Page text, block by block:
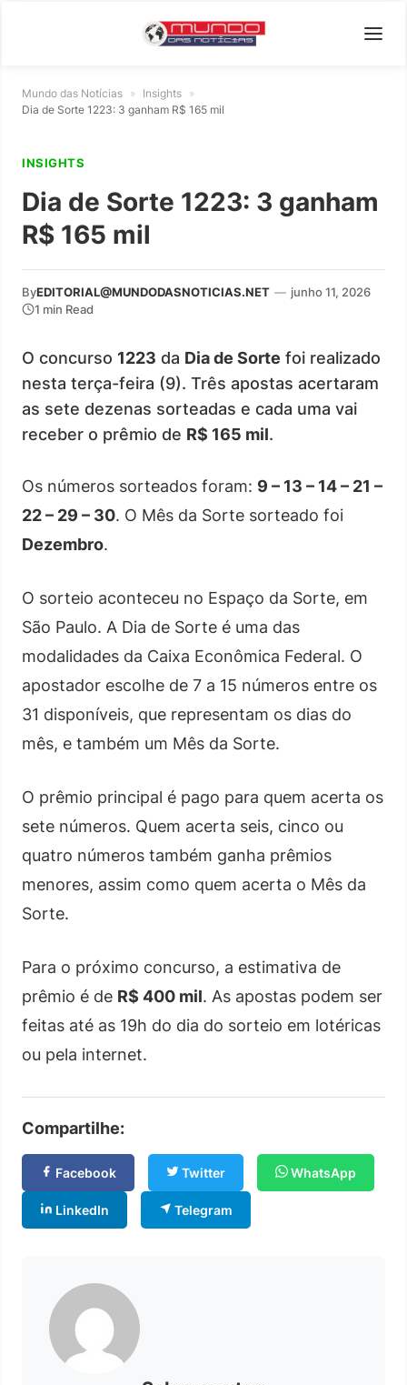
Mundo das Notícias » Insights »
Dia de Sorte 1223: 3 ganham R$ 165 mil
INSIGHTS
Dia de Sorte 1223: 3 ganham
R$ 165 mil
ByEDITORIAL@MUNDODASNOTICIAS.NET — junho 11, 2026
1 min Read
O concurso 1223 da Dia de Sorte foi realizado
nesta terça-feira (9). Três apostas acertaram
as sete dezenas sorteadas e cada uma vai
receber o prêmio de R$ 165 mil.
Os números sorteados foram: 9 – 13 – 14 – 21 –
22 – 29 – 30. O Mês da Sorte sorteado foi
Dezembro.
O sorteio aconteceu no Espaço da Sorte, em
São Paulo. A Dia de Sorte é uma das
modalidades da Caixa Econômica Federal. O
apostador escolhe de 7 a 15 números entre os
31 disponíveis, que representam os dias do
mês, e também um Mês da Sorte.
O prêmio principal é pago para quem acerta os
sete números. Quem acerta seis, cinco ou
quatro números também ganha prêmios
menores, assim como quem acerta o Mês da
Sorte.
Para o próximo concurso, a estimativa de
prêmio é de R$ 400 mil. As apostas podem ser
feitas até as 19h do dia do sorteio em lotéricas
ou pela internet.
Compartilhe:
Facebook Twitter WhatsApp
LinkedIn Telegram